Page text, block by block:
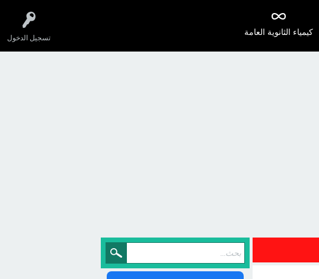
تسجيل الدخول
كيمياء الثانوية العامة